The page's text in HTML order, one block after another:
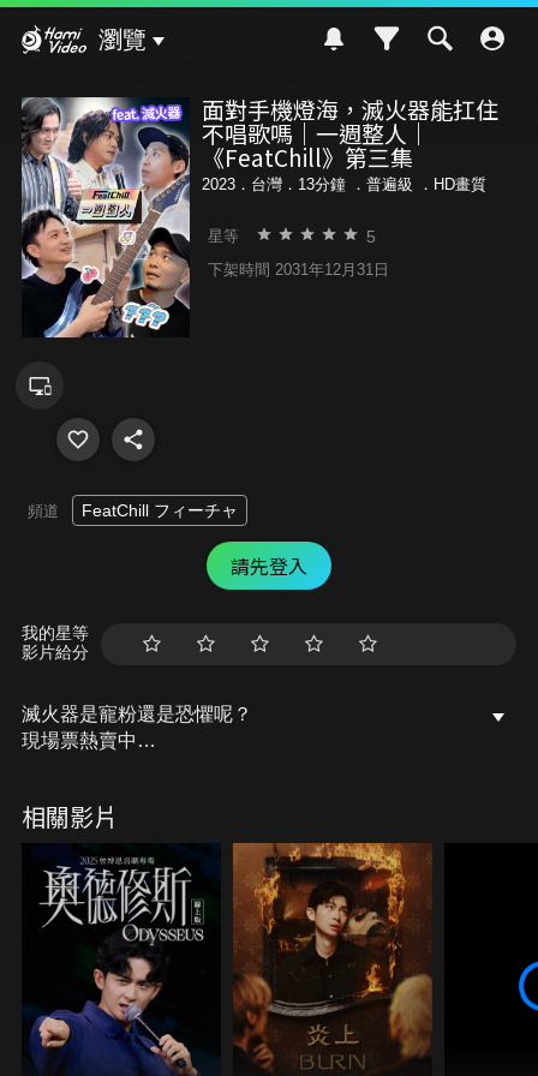
瀏覽
面對手機燈海，滅火器能扛住
不唱歌嗎｜一週整人｜
《FeatChill》第三集
2023．台灣．13分鐘 ． 普遍級 ．HD畫質
星等 5
下架時間 2031年12月31日
頻道 FeatChill フィーチャ
請先登入
我的星等
影片給分
滅火器是寵粉還是恐懼呢？
現場票熱賣中
喬瑟夫
｜來賓｜
滅火器
｜觀察員｜
黑嘉嘉
多多
相關影片